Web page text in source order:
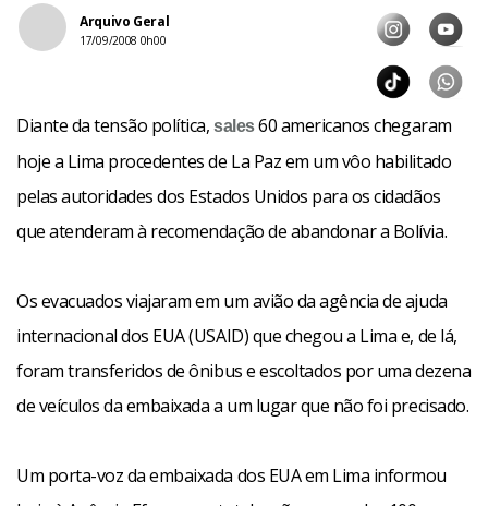
Arquivo Geral
17/09/2008 0h00
Diante da tensão política,sales60 americanos chegaram
hoje a Lima procedentes de La Paz em um vôo habilitado
pelas autoridades dos Estados Unidos para os cidadãos
que atenderam à recomendação de abandonar a Bolívia.
Os evacuados viajaram em um avião da agência de ajuda
internacional dos EUA (USAID) que chegou a Lima e, de lá,
foram transferidos de ônibus e escoltados por uma dezena
de veículos da embaixada a um lugar que não foi precisado.
Um porta-voz da embaixada dos EUA em Lima informou